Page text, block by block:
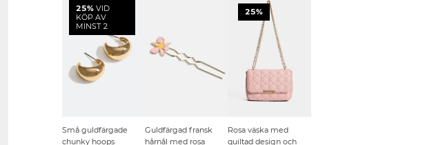
25%VID
KÖP AV
MINST 2
Små guldfärgade
chunky hoops
Guldfärgad fransk
hårnål med rosa
25%
Rosa väska med
quiltad design och